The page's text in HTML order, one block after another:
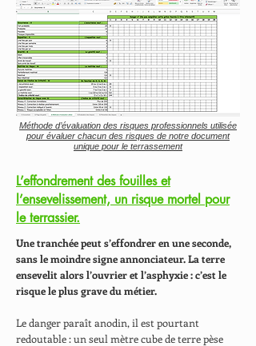
Méthode d’évaluation des risques professionnels utilisée
pour évaluer chacun des risques de notre document
unique pour le terrassement
L’effondrement des fouilles et
l’ensevelissement, un risque mortel pour
le terrassier.
Une tranchée peut s’effondrer en une seconde,
sans le moindre signe annonciateur. La terre
ensevelit alors l’ouvrier et l’asphyxie : c’est le
risque le plus grave du métier.
Le danger paraît anodin, il est pourtant
redoutable : un seul mètre cube de terre pèse